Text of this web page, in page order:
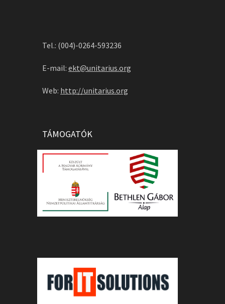
Tel.: (004)-0264-593236
E-mail: ekt@unitarius.org
Web: http://unitarius.org
TÁMOGATÓK